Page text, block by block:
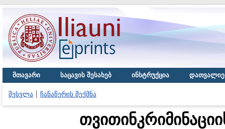
მთავარი საცავის შესახებ ინსტრუქცია
შესვლა ჩანაწერის შექმნა